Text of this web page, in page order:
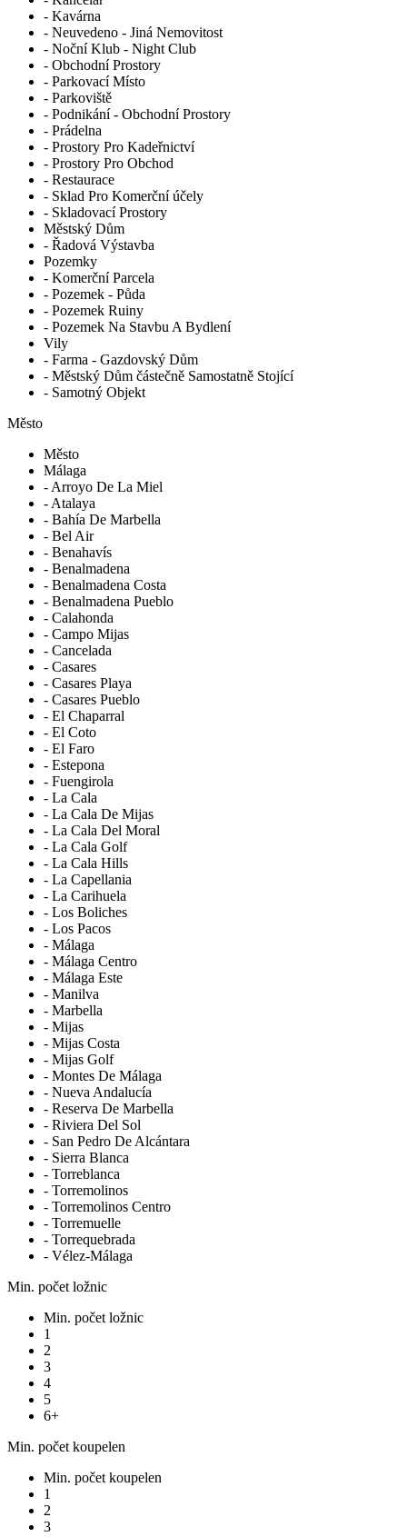
- Kavárna
- Neuvedeno - Jiná Nemovitost
- Noční Klub - Night Club
- Obchodní Prostory
- Parkovací Místo
- Parkoviště
- Podnikání - Obchodní Prostory
- Prádelna
- Prostory Pro Kadeřnictví
- Prostory Pro Obchod
- Restaurace
- Sklad Pro Komerční účely
- Skladovací Prostory
Městský Dům
- Řadová Výstavba
Pozemky
- Komerční Parcela
- Pozemek - Půda
- Pozemek Ruiny
- Pozemek Na Stavbu A Bydlení
Vily
- Farma - Gazdovský Dům
- Městský Dům částečně Samostatně Stojící
- Samotný Objekt
Město
Město
Málaga
- Arroyo De La Miel
- Atalaya
- Bahía De Marbella
- Bel Air
- Benahavís
- Benalmadena
- Benalmadena Costa
- Benalmadena Pueblo
- Calahonda
- Campo Mijas
- Cancelada
- Casares
- Casares Playa
- Casares Pueblo
- El Chaparral
- El Coto
- El Faro
- Estepona
- Fuengirola
- La Cala
- La Cala De Mijas
- La Cala Del Moral
- La Cala Golf
- La Cala Hills
- La Capellania
- La Carihuela
- Los Boliches
- Los Pacos
- Málaga
- Málaga Centro
- Málaga Este
- Manilva
- Marbella
- Mijas
- Mijas Costa
- Mijas Golf
- Montes De Málaga
- Nueva Andalucía
- Reserva De Marbella
- Riviera Del Sol
- San Pedro De Alcántara
- Sierra Blanca
- Torreblanca
- Torremolinos
- Torremolinos Centro
- Torremuelle
- Torrequebrada
- Vélez-Málaga
Min. počet ložnic
Min. počet ložnic
1
2
3
4
5
6+
Min. počet koupelen
Min. počet koupelen
1
2
3